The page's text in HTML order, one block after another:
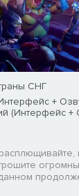
СНГ
+
(Интерфейс +